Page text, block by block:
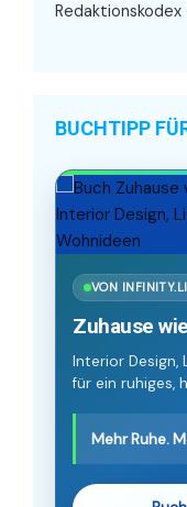
Redaktionskodex
BUCHTIPP
VON
Zuhause
Interior Design,
für ein ruhiges,
Mehr Ruhe.